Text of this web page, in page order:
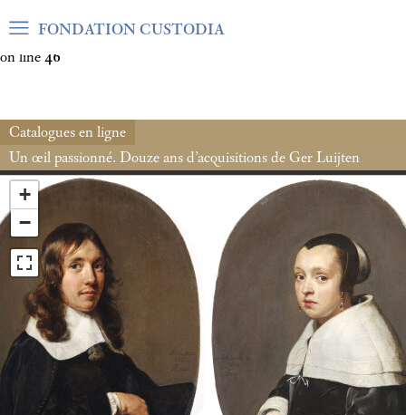
Warning: Undefined array key "var_mode" in
on line 46
FONDATION CUSTODIA
Catalogues en ligne
Un œil passionné. Douze ans d’acquisitions de Ger Luijten
+
−